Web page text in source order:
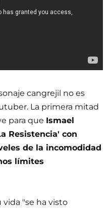
cangrejil no es
La primera mitad
para que Ismael
Resistencia' con
de la incomodidad
límites
"se ha visto